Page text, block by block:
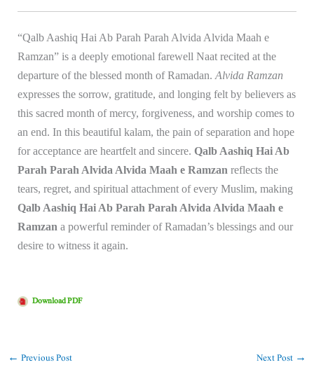
“Qalb Aashiq Hai Ab Parah Parah Alvida Alvida Maah e
Ramzan” is a deeply emotional farewell Naat recited at the
departure of the blessed month of Ramadan. Alvida Ramzan
expresses the sorrow, gratitude, and longing felt by believers as
this sacred month of mercy, forgiveness, and worship comes to
an end. In this beautiful kalam, the pain of separation and hope
for acceptance are heartfelt and sincere. Qalb Aashiq Hai Ab
Parah Parah Alvida Alvida Maah e Ramzan reflects the
tears, regret, and spiritual attachment of every Muslim, making
Qalb Aashiq Hai Ab Parah Parah Alvida Alvida Maah e
Ramzan a powerful reminder of Ramadan’s blessings and our
desire to witness it again.
Download PDF
← Previous Post Next Post →